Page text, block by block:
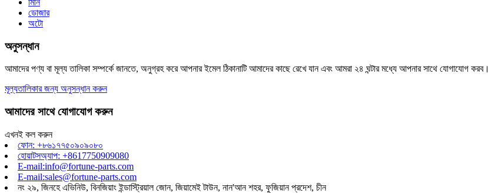
মিনি
ডোজার
অটো
অনুসন্ধান
আমাদের পণ্য বা মূল্য তালিকা সম্পর্কে জানতে, অনুগ্রহ করে আপনার ইমেল ঠিকানাটি আমাদের কাছে রেখে যান এবং আমরা ২৪ ঘন্টার মধ্যে আপনার সাথে যোগাযোগ করব।
মূল্যতালিকার জন্য অনুসন্ধান করুন
আমাদের সাথে যোগাযোগ করুন
এখনই কল করুন
ফোন: +৮৬১৭৭৫০৯০৯০৮০
হোয়াটসঅ্যাপ: +8617750909080
E-mail:info@fortune-parts.com
E-mail:sales@fortune-parts.com
নং ২৯, জিনহে এভিনিউ, বিনজিয়াং ইন্ডাস্ট্রিয়াল জোন, জিয়ামেই টাউন, নান'আন শহর, ফুজিয়ান প্রদেশ, চীন